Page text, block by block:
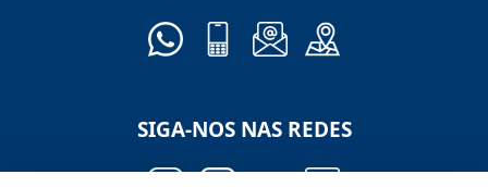
SIGA-NOS NAS REDES